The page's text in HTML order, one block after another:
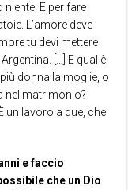
E per fare
L’amore deve
tu devi mettere
[…] E qual è
donna la moglie, o
nel matrimonio?
un lavoro a due, che
e faccio
che un Dio